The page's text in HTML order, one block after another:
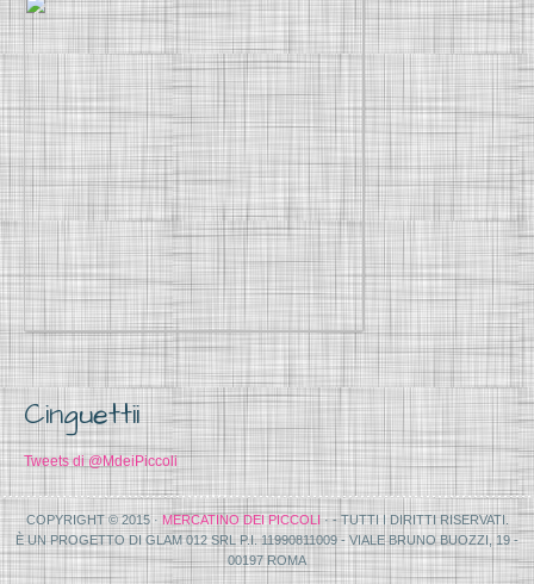
Cinguettii
Tweets di @MdeiPiccoli
COPYRIGHT © 2015 ·MERCATINO DEI PICCOLI· - TUTTI I DIRITTI RISERVATI.
È UN PROGETTO DI GLAM 012 SRL P.I. 11990811009 - VIALE BRUNO BUOZZI, 19 -
00197 ROMA